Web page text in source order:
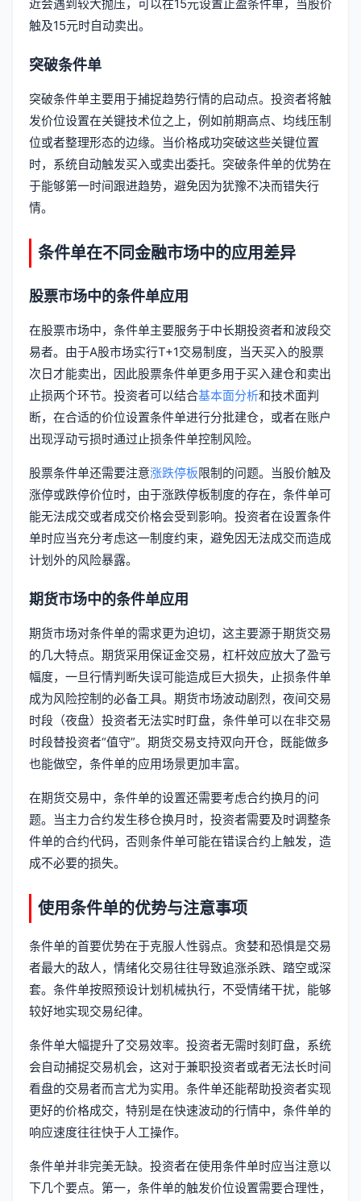
近会遇到较大抛压，可以在15元设置止盈条件单，当股价
触及15元时自动卖出。
突破条件单
突破条件单主要用于捕捉趋势行情的启动点。投资者将触
发价位设置在关键技术位之上，例如前期高点、均线压制
位或者整理形态的边缘。当价格成功突破这些关键位置
时，系统自动触发买入或卖出委托。突破条件单的优势在
于能够第一时间跟进趋势，避免因为犹豫不决而错失行
情。
条件单在不同金融市场中的应用差异
股票市场中的条件单应用
在股票市场中，条件单主要服务于中长期投资者和波段交
易者。由于A股市场实行T+1交易制度，当天买入的股票
次日才能卖出，因此股票条件单更多用于买入建仓和卖出
止损两个环节。投资者可以结合基本面分析和技术面判
断，在合适的价位设置条件单进行分批建仓，或者在账户
出现浮动亏损时通过止损条件单控制风险。
股票条件单还需要注意涨跌停板限制的问题。当股价触及
涨停或跌停价位时，由于涨跌停板制度的存在，条件单可
能无法成交或者成交价格会受到影响。投资者在设置条件
单时应当充分考虑这一制度约束，避免因无法成交而造成
计划外的风险暴露。
期货市场中的条件单应用
期货市场对条件单的需求更为迫切，这主要源于期货交易
的几大特点。期货采用保证金交易，杠杆效应放大了盈亏
幅度，一旦行情判断失误可能造成巨大损失，止损条件单
成为风险控制的必备工具。期货市场波动剧烈，夜间交易
时段（夜盘）投资者无法实时盯盘，条件单可以在非交易
时段替投资者“值守”。期货交易支持双向开仓，既能做多
也能做空，条件单的应用场景更加丰富。
在期货交易中，条件单的设置还需要考虑合约换月的问
题。当主力合约发生移仓换月时，投资者需要及时调整条
件单的合约代码，否则条件单可能在错误合约上触发，造
成不必要的损失。
使用条件单的优势与注意事项
条件单的首要优势在于克服人性弱点。贪婪和恐惧是交易
者最大的敌人，情绪化交易往往导致追涨杀跌、踏空或深
套。条件单按照预设计划机械执行，不受情绪干扰，能够
较好地实现交易纪律。
条件单大幅提升了交易效率。投资者无需时刻盯盘，系统
会自动捕捉交易机会，这对于兼职投资者或者无法长时间
看盘的交易者而言尤为实用。条件单还能帮助投资者实现
更好的价格成交，特别是在快速波动的行情中，条件单的
响应速度往往快于人工操作。
条件单并非完美无缺。投资者在使用条件单时应当注意以
下几个要点。第一，条件单的触发价位设置需要合理性，